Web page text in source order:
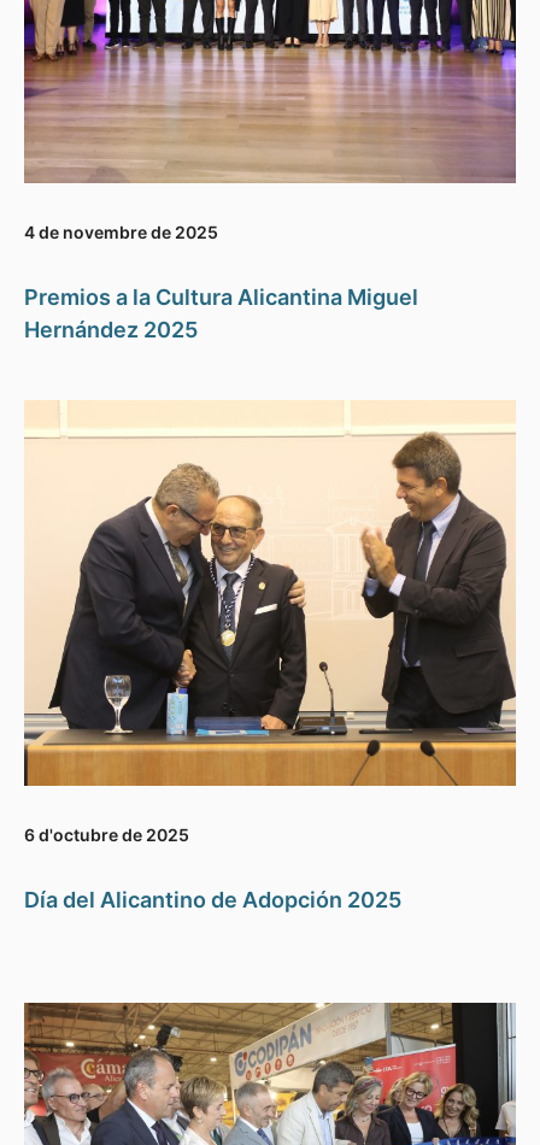
4 de novembre de 2025
Premios a la Cultura Alicantina Miguel
Hernández 2025
6 d'octubre de 2025
Día del Alicantino de Adopción 2025